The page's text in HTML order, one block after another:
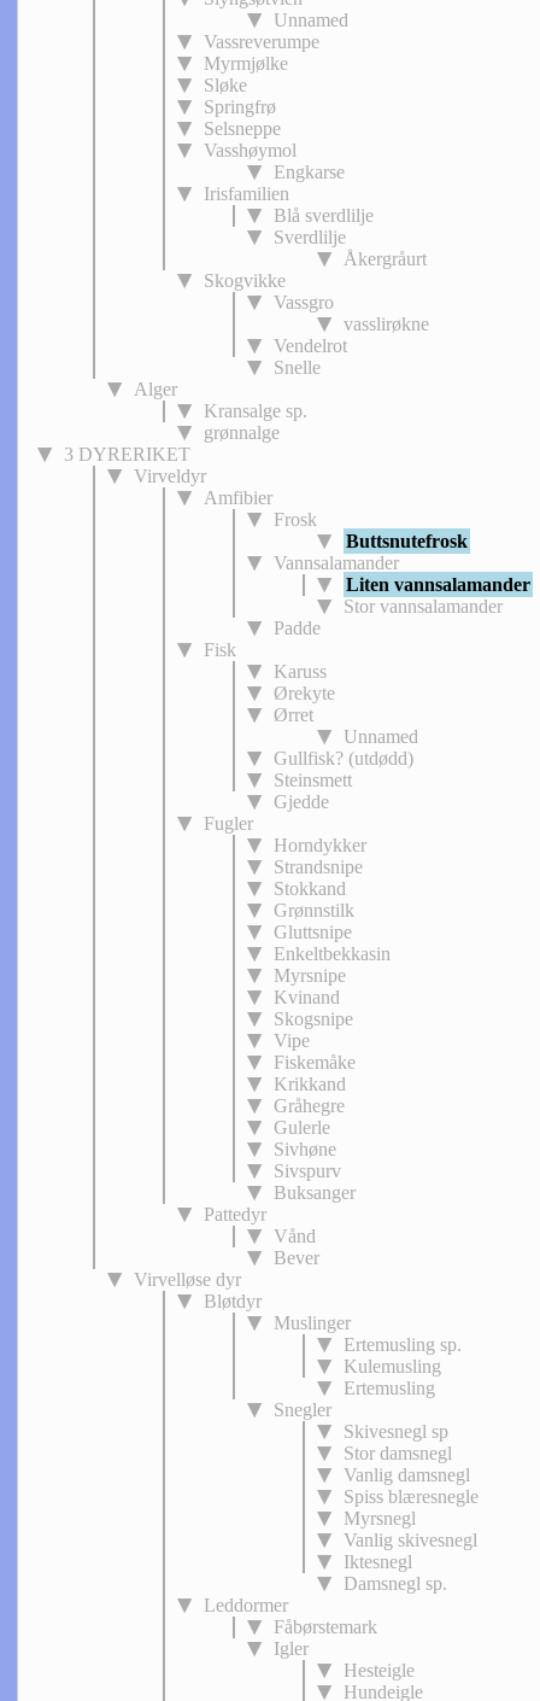
Unnamed
Vassreverumpe
Myrmjølke
Sløke
Springfrø
Selsneppe
Vasshøymol
Engkarse
Irisfamilien
Blå sverdlilje
Sverdlilje
Åkergråurt
Skogvikke
Vassgro
vasslirøkne
Vendelrot
Snelle
Alger
Kransalge sp.
grønnalge
3 DYRERIKET
Virveldyr
Amfibier
Frosk
Buttsnutefrosk
Vannsalamander
Liten vannsalamander
Stor vannsalamander
Padde
Fisk
Karuss
Ørekyte
Ørret
Unnamed
Gullfisk? (utdødd)
Steinsmett
Gjedde
Fugler
Horndykker
Strandsnipe
Stokkand
Grønnstilk
Gluttsnipe
Enkeltbekkasin
Myrsnipe
Kvinand
Skogsnipe
Vipe
Fiskemåke
Krikkand
Gråhegre
Gulerle
Sivhøne
Sivspurv
Buksanger
Pattedyr
Vånd
Bever
Virvelløse dyr
Bløtdyr
Muslinger
Ertemusling sp.
Kulemusling
Ertemusling
Snegler
Skivesnegl sp
Stor damsnegl
Vanlig damsnegl
Spiss blæresnegle
Myrsnegl
Vanlig skivesnegl
Iktesnegl
Damsnegl sp.
Leddormer
Fåbørstemark
Igler
Hesteigle
Hundeigle